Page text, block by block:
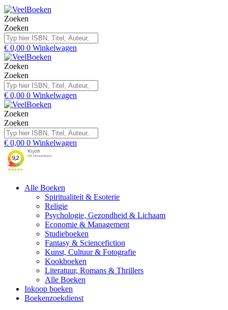
Zoeken
Zoeken
€ 0,00 0 Winkelwagen
Zoeken
Zoeken
€ 0,00 0 Winkelwagen
Zoeken
Zoeken
€ 0,00 0 Winkelwagen
Alle Boeken
Spiritualiteit & Esoterie
Religie
Psychologie, Gezondheid & Lichaam
Economie & Management
Studieboeken
Fantasy & Sciencefiction
Kunst, Cultuur & Fotografie
Kookboeken
Literatuur, Romans & Thrillers
Alle Boeken
Inkoop boeken
Boekenzoekdienst